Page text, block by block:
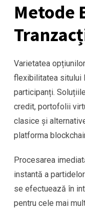
Metode
Varietatea
flexibilitatea sitului
participanți.
credit, portofolii
clasice și
platforma
Procesarea
instantă a
se efectuează în
pentru cele mai